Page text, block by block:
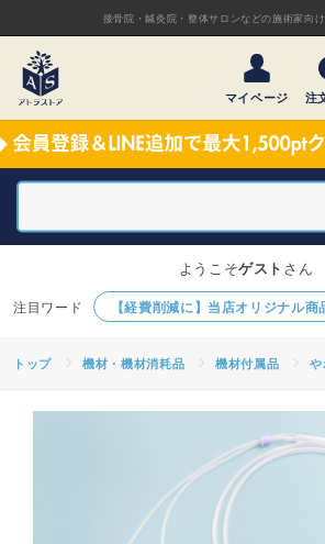
接骨院・鍼灸院・整体サロンなどの施術家向
マイページ 注
【経費削減に】当店オリジナル商
ようこそゲスト さん
トップ 機材・機材消耗品 機材付属品